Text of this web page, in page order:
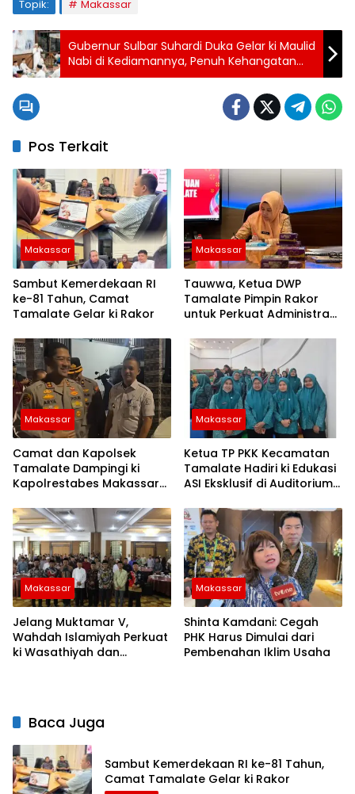
Topik: Makassar
Gubernur Sulbar Suhardi Duka Gelar ki Maulid
Nabi di Kediamannya, Penuh Kehangatan
Bersama Warga
Pos Terkait
Makassar
Sambut Kemerdekaan RI
ke-81 Tahun, Camat
Tamalate Gelar ki Rakor
Makassar
Tauwwa, Ketua DWP
Tamalate Pimpin Rakor
untuk Perkuat Administrasi
Makassar
Camat dan Kapolsek
Tamalate Dampingi ki
Kapolrestabes Makassar
Sembako di Bontoduri
Makassar
Ketua TP PKK Kecamatan
Tamalate Hadiri ki Edukasi
ASI Eksklusif di Auditorium
Makassar
Jelang Muktamar V,
Wahdah Islamiyah Perkuat
ki Wasathiyah dan
Makassar
Shinta Kamdani: Cegah
PHK Harus Dimulai dari
Pembenahan Iklim Usaha
Baca Juga
Sambut Kemerdekaan RI ke-81 Tahun,
Camat Tamalate Gelar ki Rakor